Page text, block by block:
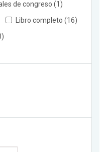
de congreso (1)
Libro completo (16)